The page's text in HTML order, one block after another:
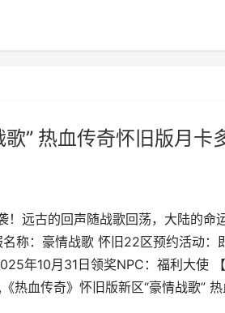
歌” 热血传奇怀旧版月卡
！远古的回声随战歌回荡，大陆的命
称：豪情战歌 怀旧22区预约活动
年10月31日领奖NPC：福利大使
热血传奇》怀旧版新区“豪情战歌”